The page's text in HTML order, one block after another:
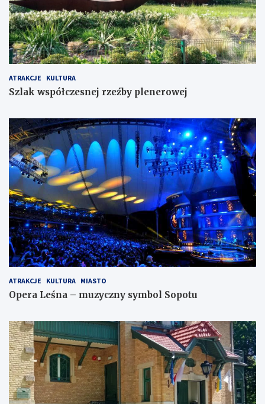
ATRAKCJE KULTURA
Szlak współczesnej rzeźby plenerowej
ATRAKCJE KULTURA MIASTO
Opera Leśna – muzyczny symbol Sopotu